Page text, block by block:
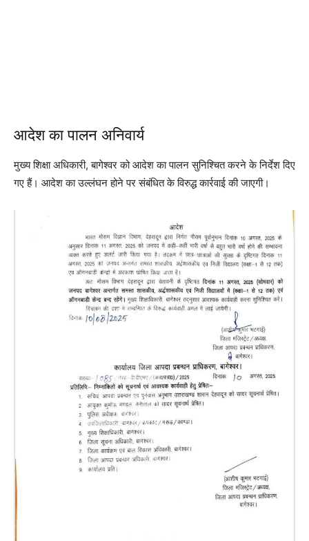
आदेश का पालन अनिवार्य
मुख्य शिक्षा अधिकारी, बागेश्वर को आदेश का पालन सुनिश्चित करने के निर्देश दिए
गए हैं। आदेश का उल्लंघन होने पर संबंधित के विरुद्ध कार्रवाई की जाएगी।